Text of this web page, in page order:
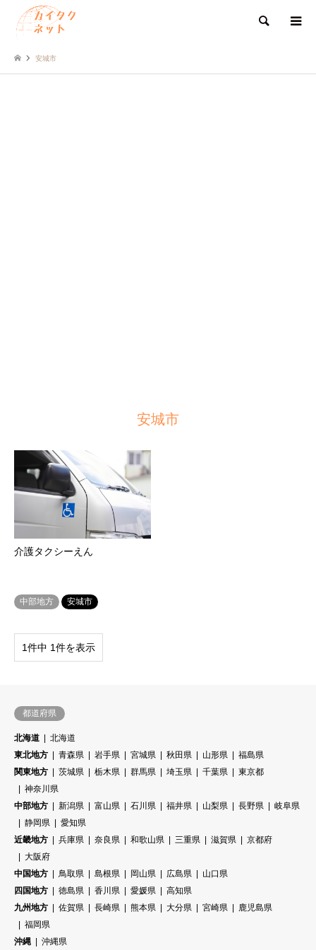
検索
安城市
安城市
介護タクシーえん
中部地方 安城市
1件中 1件を表示
都道府県
北海道
北海道
東北地方
青森県 岩手県 宮城県 秋田県 山形県
福島県
関東地方
茨城県 栃木県 群馬県 埼玉県 千葉県
東京都
神奈川県
中部地方
新潟県 富山県 石川県 福井県 山梨県 長野県
岐阜県
静岡県
愛知県
近畿地方
兵庫県 奈良県 和歌山県 三重県 滋賀県
京都府
大阪府
中国地方
鳥取県 島根県 岡山県 広島県
山口県
四国地方
徳島県 香川県 愛媛県
高知県
九州地方
佐賀県 長崎県 熊本県 大分県 宮崎県
鹿児島県
福岡県
沖縄
沖縄県